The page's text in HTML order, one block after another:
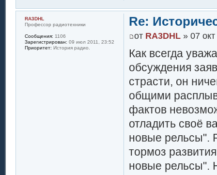
Re:
от RA3DHL» 07 окт
Как всегда
обсуждения
страсти, он
общими
фактов
отладить своё
новые рельсы".
тормоз
новые рельсы".
RA3DHL
Профессор радиотехники
Сообщения: 1106
Зарегистрирован: 09 июл 2011, 23:52
Приоритет: История радио.